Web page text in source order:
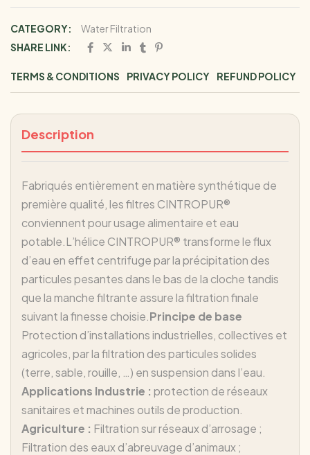
CATEGORY:
Water Filtration
SHARE LINK:
TERMS & CONDITIONS PRIVACY POLICY REFUND POLICY
Description
Fabriqués entièrement en matière synthétique de
première qualité, les filtres CINTROPUR®
conviennent pour usage alimentaire et eau
potable.L’hélice CINTROPUR® transforme le flux
d’eau en effet centrifuge par la précipitation des
particules pesantes dans le bas de la cloche tandis
que la manche filtrante assure la filtration finale
suivant la finesse choisie.Principe de base
Protection d’installations industrielles, collectives et
agricoles, par la filtration des particules solides
(terre, sable, rouille, …) en suspension dans l’eau.
Applications Industrie : protection de réseaux
sanitaires et machines outils de production.
Agriculture : Filtration sur réseaux d’arrosage ;
Filtration des eaux d’abreuvage d’animaux ;